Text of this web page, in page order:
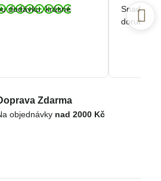
/
5
dodávku, krásné
Snadná a
doručení.
Zdarma
objednávky nad 2000 Kč